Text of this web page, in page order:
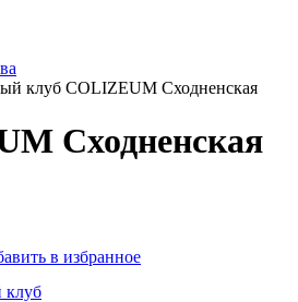
клуб COLIZEUM Сходненская
Сходненская
в избранное
клуб